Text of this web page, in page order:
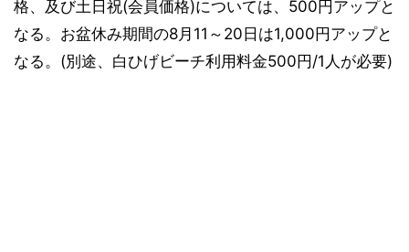
格、及び土日祝(会員価格)については、500円アップと
なる。お盆休み期間の8月11～20日は1,000円アップと
なる。(別途、白ひげビーチ利用料金500円/1人が必要)